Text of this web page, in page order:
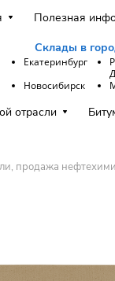
Полезная
Склады в
Екатеринбург
Новосибирск
отрасли
продажа